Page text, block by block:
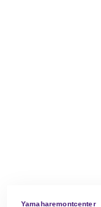
Yamaharemontcenter